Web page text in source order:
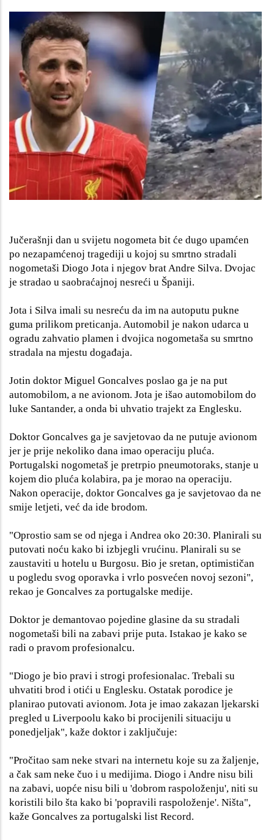
Jučerašnji dan u svijetu nogometa bit će dugo upamćen
po nezapamćenoj tragediji u kojoj su smrtno stradali
nogometaši Diogo Jota i njegov brat Andre Silva. Dvojac
je stradao u saobraćajnoj nesreći u Španiji.
Jota i Silva imali su nesreću da im na autoputu pukne
guma prilikom preticanja. Automobil je nakon udarca u
ogradu zahvatio plamen i dvojica nogometaša su smrtno
stradala na mjestu događaja.
Jotin doktor Miguel Goncalves poslao ga je na put
automobilom, a ne avionom. Jota je išao automobilom do
luke Santander, a onda bi uhvatio trajekt za Englesku.
Doktor Goncalves ga je savjetovao da ne putuje avionom
jer je prije nekoliko dana imao operaciju pluća.
Portugalski nogometaš je pretrpio pneumotoraks, stanje u
kojem dio pluća kolabira, pa je morao na operaciju.
Nakon operacije, doktor Goncalves ga je savjetovao da ne
smije letjeti, već da ide brodom.
"Oprostio sam se od njega i Andrea oko 20:30. Planirali su
putovati noću kako bi izbjegli vrućinu. Planirali su se
zaustaviti u hotelu u Burgosu. Bio je sretan, optimističan
u pogledu svog oporavka i vrlo posvećen novoj sezoni",
rekao je Goncalves za portugalske medije.
Doktor je demantovao pojedine glasine da su stradali
nogometaši bili na zabavi prije puta. Istakao je kako se
radi o pravom profesionalcu.
"Diogo je bio pravi i strogi profesionalac. Trebali su
uhvatiti brod i otići u Englesku. Ostatak porodice je
planirao putovati avionom. Jota je imao zakazan ljekarski
pregled u Liverpoolu kako bi procijenili situaciju u
ponedjeljak", kaže doktor i zaključuje:
"Pročitao sam neke stvari na internetu koje su za žaljenje,
a čak sam neke čuo i u medijima. Diogo i Andre nisu bili
na zabavi, uopće nisu bili u 'dobrom raspoloženju', niti su
koristili bilo šta kako bi 'popravili raspoloženje'. Ništa",
kaže Goncalves za portugalski list Record.